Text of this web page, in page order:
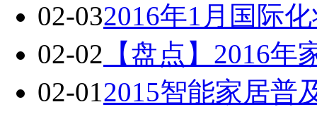
02-032016年1月国际
02-02 【盘点】2016
02-012015智能家居普